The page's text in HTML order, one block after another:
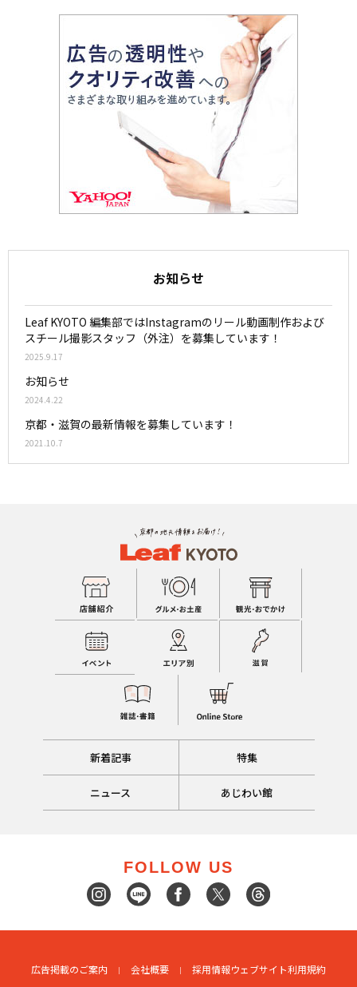
お知らせ
Leaf KYOTO 編集部ではInstagramのリール動画制作および
スチール撮影スタッフ（外注）を募集しています！
2025.9.17
お知らせ
2024.4.22
京都・滋賀の最新情報を募集しています！
2021.10.7
新着記事 特集
ニュース あじわい館
FOLLOW US
広告掲載のご案内 会社概要 採用情報ウェブサイト利用規約